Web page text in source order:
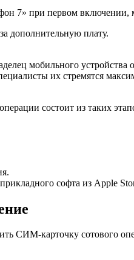
7» при первом включении,
дополнительную плату.
мобильного
их стремятся
состоит из таких
софта из Apple
СИМ-карточку сотового